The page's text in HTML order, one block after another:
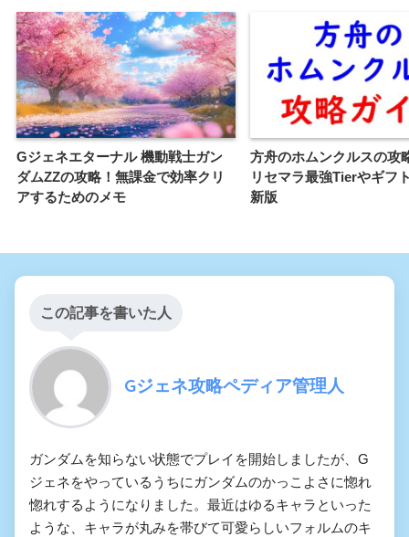
Gジェネエターナル 機動戦士ガン
ダムZZの攻略！無課金で効率クリ
アするためのメモ
方舟のホムンクルスの攻
リセマラ最強Tierやギフ
新版
この記事を書いた人
Gジェネ攻略ペディア管理人
ガンダムを知らない状態でプレイを開始しましたが、G
ジェネをやっているうちにガンダムのかっこよさに惚れ
惚れするようになりました。最近はゆるキャラといった
ような、キャラが丸みを帯びて可愛らしいフォルムのキ